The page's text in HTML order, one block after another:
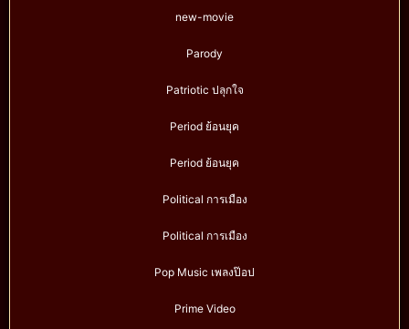
new-movie
Parody
Patriotic ปลุกใจ
Period ย้อนยุค
Period ย้อนยุค
Political การเมือง
Political การเมือง
Pop Music เพลงป๊อป
Prime Video